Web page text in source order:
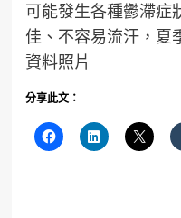
可能發生各種鬱滯症
佳、不容易流汗，夏
資料照片
分享此文：